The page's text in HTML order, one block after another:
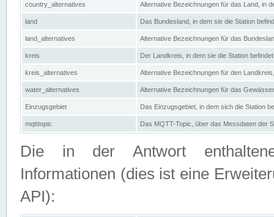
country_alternatives Alternative Bezeichnungen für das Land, in
land Das Bundesland, in dem sie die Station
land_alternatives Alternative Bezeichnungen für das
kreis Der Landkreis, in dem sie die Station befindet
kreis_alternatives Alternative Bezeichnungen für den
water_alternatives Alternative Bezeichnungen für das
Einzugsgebiet Das Einzugsgebiet, in dem sich die Station
mqtttopic Das MQTT-Topic, über das Messdaten der
Die in der Antwort
Informationen (dies ist eine
API):